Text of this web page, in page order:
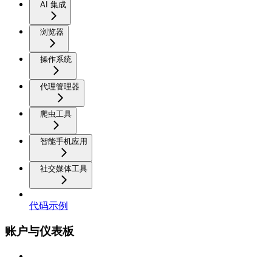
AI 集成
浏览器
操作系统
代理管理器
爬虫工具
智能手机应用
社交媒体工具
代码示例
账户与仪表板